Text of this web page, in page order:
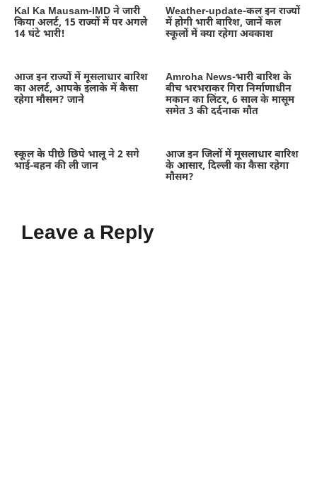
Kal Ka Mausam-IMD ने जारी
किया अलर्ट, 15 राज्यों में पर अगले
14 घंटे भारी!
Weather-update-कल इन राज्यों
में होगी भारी बारिश, जानें कल
स्कूलों में क्या रहेगा अवकाश
आज इन राज्यों में मूसलाधार बारिश
का अलर्ट, आपके इलाके में कैसा
रहेगा मौसम? जाने
Amroha News-भारी बारिश के
बीच भरभराकर गिरा निर्माणाधीन
मकान का लिंटर, 6 साल के मासूम
समेत 3 की दर्दनाक मौत
स्कूल के पीछे छिपे भालू ने 2 सगे
भाई-बहन की ली जान
आज इन जिलों में मूसलाधार बारिश
के आसार, दिल्ली का कैसा रहेगा
मौसम?
Leave a Reply